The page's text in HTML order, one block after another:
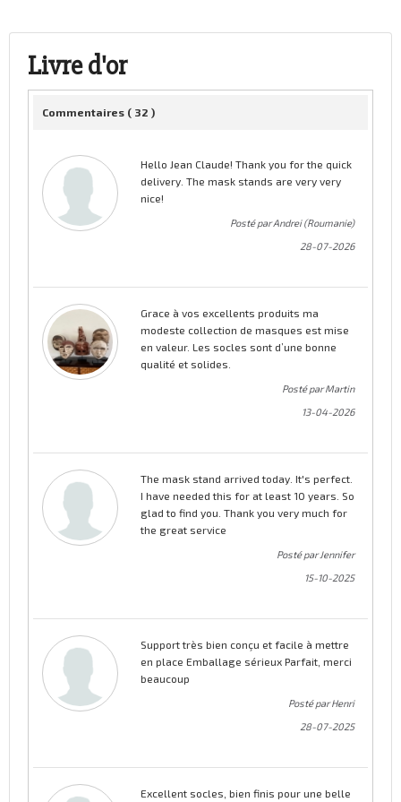
Livre d'or
Commentaires ( 32 )
Hello Jean Claude! Thank you for the quick
delivery. The mask stands are very very
nice!
Posté par Andrei (Roumanie)
28-07-2026
Grace à vos excellents produits ma
modeste collection de masques est mise
en valeur. Les socles sont d’une bonne
qualité et solides.
Posté par Martin
13-04-2026
The mask stand arrived today. It's perfect.
I have needed this for at least 10 years. So
glad to find you. Thank you very much for
the great service
Posté par Jennifer
15-10-2025
Support très bien conçu et facile à mettre
en place Emballage sérieux Parfait, merci
beaucoup
Posté par Henri
28-07-2025
Excellent socles, bien finis pour une belle